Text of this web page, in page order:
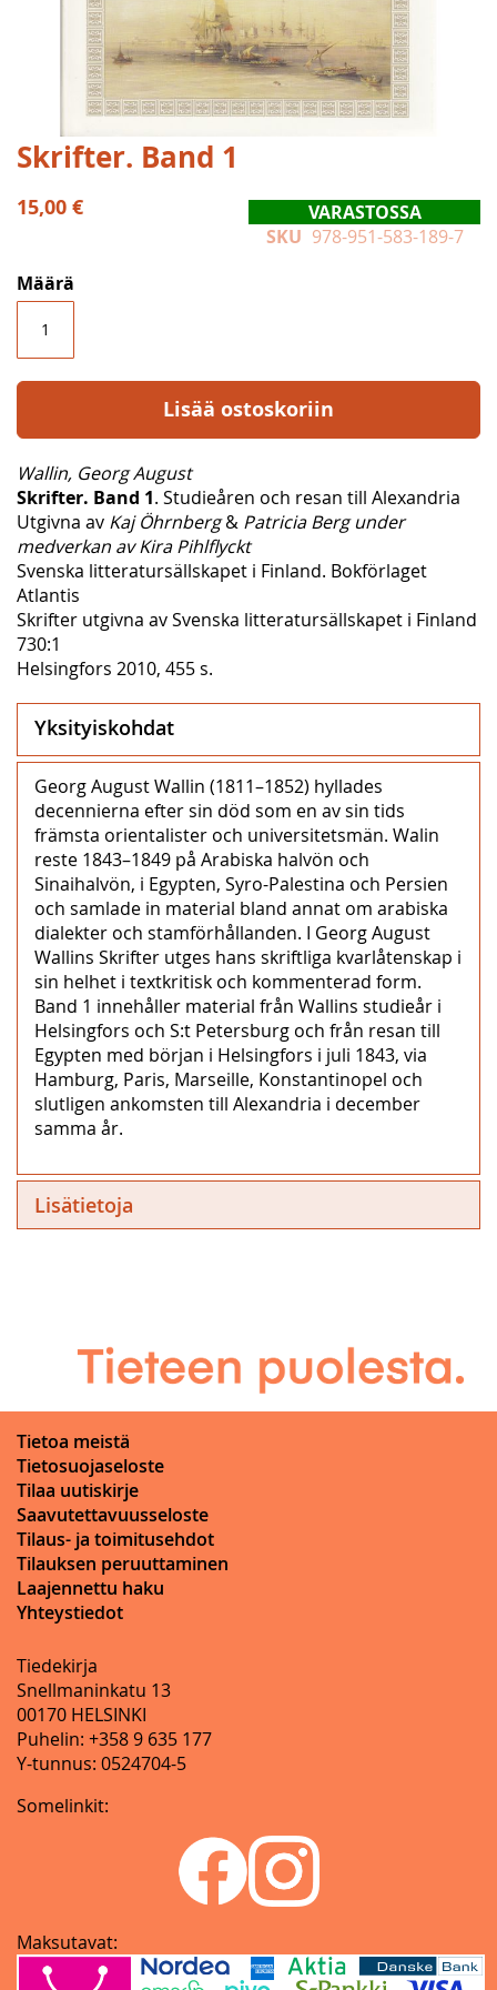
Skip
to
the
beginning
images
gallery
Skrifter. Band 1
15,00 €
VARASTOSSA
SKU 978-951-583-189-7
Määrä
Lisää ostoskoriin
Wallin, Georg August
Skrifter. Band 1. Studieåren och resan till Alexandria
Utgivna av Kaj Öhrnberg& Patricia Berg under
medverkan av Kira Pihlflyckt
Svenska litteratursällskapet i Finland. Bokförlaget
Atlantis
Skrifter utgivna av Svenska litteratursällskapet i Finland
730:1
Helsingfors 2010, 455 s.
Yksityiskohdat
Georg August Wallin (1811–1852) hyllades
decennierna efter sin död som en av sin tids
främsta orientalister och universitetsmän. Walin
reste 1843–1849 på Arabiska halvön och
Sinaihalvön, i Egypten, Syro-Palestina och Persien
och samlade in material bland annat om arabiska
dialekter och stamförhållanden. I Georg August
Wallins Skrifter utges hans skriftliga kvarlåtenskap i
sin helhet i textkritisk och kommenterad form.
Band 1 innehåller material från Wallins studieår i
Helsingfors och S:t Petersburg och från resan till
Egypten med början i Helsingfors i juli 1843, via
Hamburg, Paris, Marseille, Konstantinopel och
slutligen ankomsten till Alexandria i december
samma år.
Lisätietoja
Tietoa meistä
Tietosuojaseloste
Tilaa uutiskirje
Saavutettavuusseloste
Tilaus- ja toimitusehdot
Tilauksen peruuttaminen
Laajennettu haku
Yhteystiedot
Tiedekirja
Snellmaninkatu 13
00170 HELSINKI
Puhelin: +358 9 635 177
Y-tunnus: 0524704-5
Somelinkit:
Maksutavat: